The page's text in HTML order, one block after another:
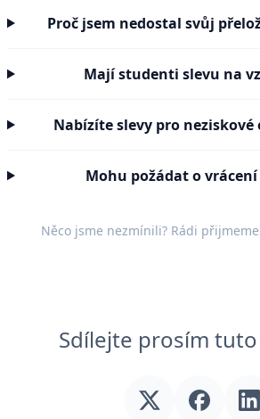
Proč jsem nedostal svůj
Mají studenti slevu na
Nabízíte slevy pro neziskové
Mohu požádat o vrácení
Něco jsme nezmínili? Rádi přijmeme
Sdílejte prosím